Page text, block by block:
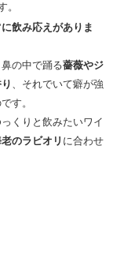
。
飲み応えがありま
の中で踊る薔薇やジ
、それでいて癖が強
す。
くりと飲みたいワイ
のラビオリ に合わせ